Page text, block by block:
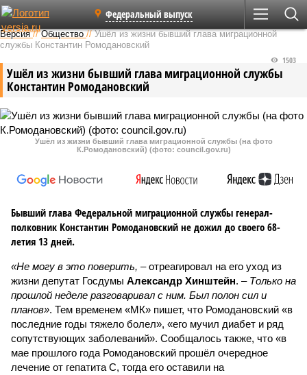
Федеральный выпуск
Версия //Общество //Ушёл из жизни бывший глава миграционной
службы Константин Ромодановский
Ушёл из жизни бывший глава миграционной службы
Константин Ромодановский
1503
Ушёл из жизни бывший глава миграционной службы (на фото
К.Ромодановский) (фото: council.gov.ru)
Бывший глава Федеральной миграционной службы генерал-
полковник Константин Ромодановский не дожил до своего 68-
летия 13 дней.
«Не могу в это поверить, – отреагировал на его уход из
жизни депутат Госдумы Александр Хинштейн. –Только на
прошлой неделе разговаривал с ним. Был полон сил и
планов». Тем временем «МК» пишет, что Ромодановский «в
последние годы тяжело болел», «его мучил диабет и ряд
сопутствующих заболеваний». Сообщалось также, что «в
мае прошлого года Ромодановский прошёл очередное
лечение от гепатита С, тогда его оставили на